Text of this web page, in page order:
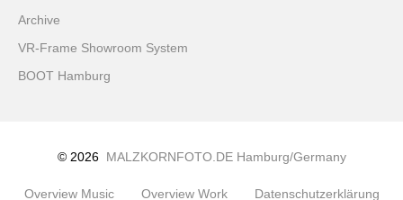
Archive
VR-Frame Showroom System
BOOT Hamburg
© 2026 MALZKORNFOTO.DE Hamburg/Germany
Overview Music Overview Work Datenschutzerklärung